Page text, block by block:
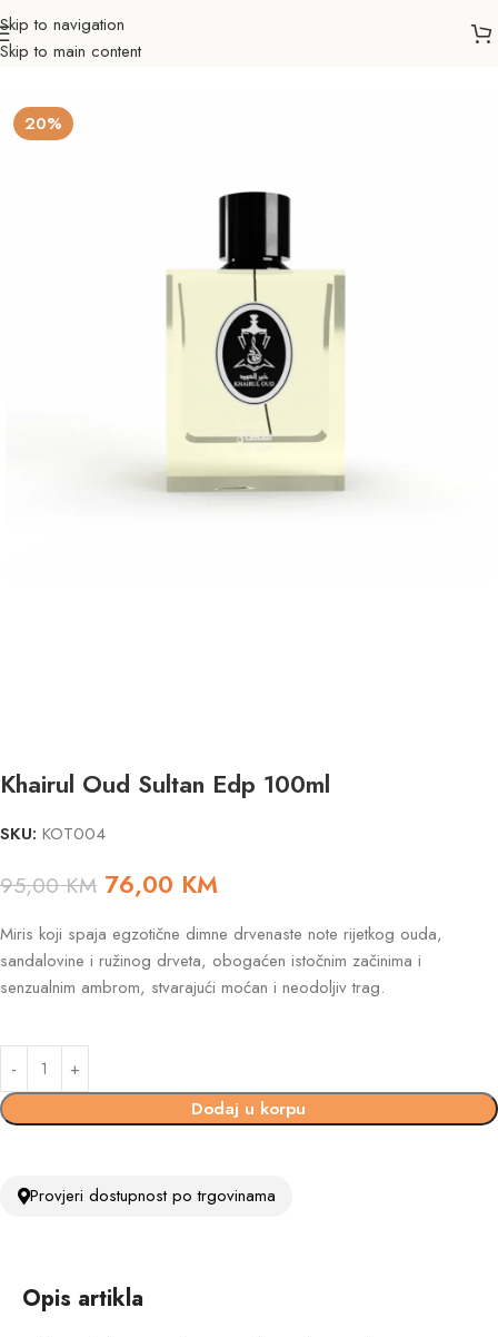
Skip to navigation
Skip to main content
Početna Ljepota & zdravlje
20%
Khairul Oud Sultan Edp 100ml
SKU: KOT004
95,00KM 76,00 KM
Miris koji spaja egzotične dimne drvenaste note rijetkog ouda,
sandalovine i ružinog drveta, obogaćen istočnim začinima i
senzualnim ambrom, stvarajući moćan i neodoljiv trag.
Dodaj u korpu
Provjeri dostupnost po trgovinama
Opis artikla